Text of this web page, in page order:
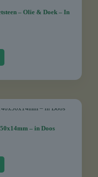
– Olie & Doek – In
– in Doos